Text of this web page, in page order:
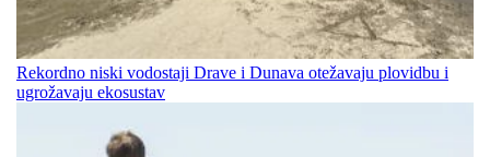
Rekordno niski vodostaji Drave i Dunava otežavaju plovidbu i
ugrožavaju ekosustav